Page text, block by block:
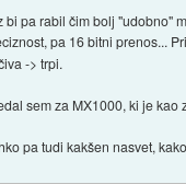
bi pa rabil čim bolj "udobno"
pa 16 bitni prenos...
-> trpi.
sem za MX1000, ki je kao
pa tudi kakšen nasvet,